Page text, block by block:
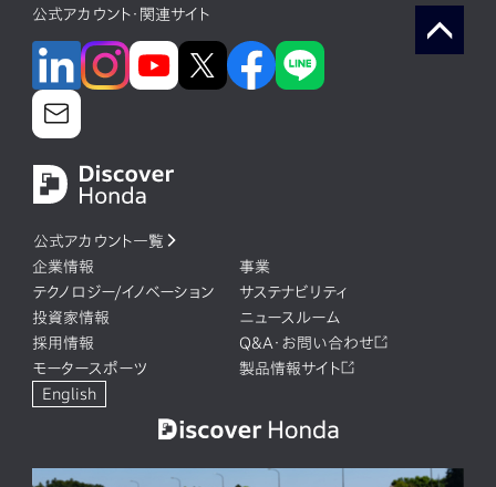
ソフトウェア(組み込み)
モビリティサービス 新規事業 最先端技術
カーボンニュートラル コロナ禍
公式アカウント・関連サイト
公式アカウント一覧
企業情報
事業
テクノロジー/イノベーション
サステナビリティ
投資家情報
ニュースルーム
採用情報
Q&A・お問い合わせ
モータースポーツ
製品情報サイト
English